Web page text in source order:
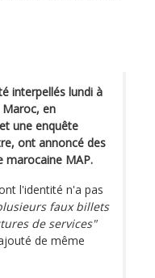
interpellés lundi à
en
une enquête
ont annoncé des
marocaine MAP.
l'identité n'a pas
faux billets
de services"
de même